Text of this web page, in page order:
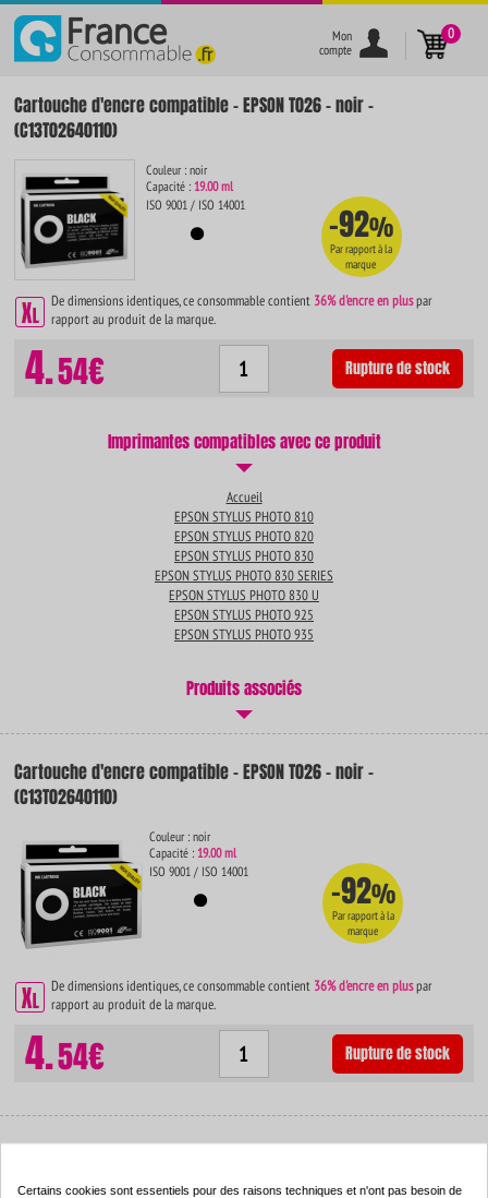
}
Mon
compte
0
Cartouche d'encre compatible - EPSON T026 - noir -
(C13T02640110)
Couleur : noir
Capacité : 19.00 ml
ISO 9001 / ISO 14001
-92%
Par rapport à la
marque
De dimensions identiques, ce consommable contient 36% d'encre en pluspar
rapport au produit de la marque.
4.54€ Rupture de stock
Imprimantes compatibles avec ce produit
Accueil
EPSON STYLUS PHOTO 810
EPSON STYLUS PHOTO 820
EPSON STYLUS PHOTO 830
EPSON STYLUS PHOTO 830 SERIES
EPSON STYLUS PHOTO 830 U
EPSON STYLUS PHOTO 925
EPSON STYLUS PHOTO 935
Produits associés
Cartouche d'encre compatible - EPSON T026 - noir -
(C13T02640110)
Couleur : noir
Capacité : 19.00 ml
ISO 9001 / ISO 14001
-92%
Par rapport à la
marque
De dimensions identiques, ce consommable contient 36% d'encre en pluspar
rapport au produit de la marque.
4.54€ Rupture de stock
Certains cookies sont essentiels pour des raisons techniques et n'ont pas besoin de